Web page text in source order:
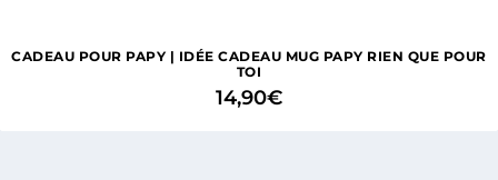
CADEAU POUR PAPY | IDÉE CADEAU MUG PAPY RIEN QUE POUR
TOI
14,90€